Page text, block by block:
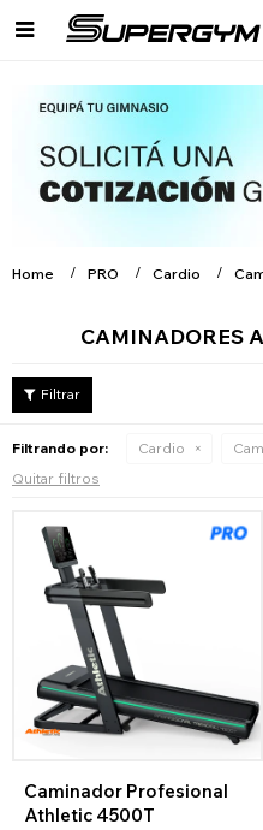

Home PRO Cardio
CAMINADORES
Filtrando por: Cardio
Quitar filtros
Caminador Profesional
Athletic 4500T